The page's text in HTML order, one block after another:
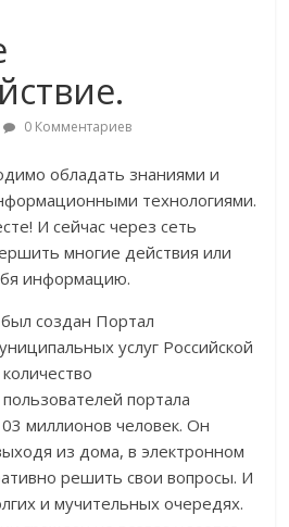
0 Комментариев
обладать знаниями и
технологиями.
И сейчас через сеть
многие действия или
информацию.
создан Портал
услуг Российской
портала
миллионов человек. Он
из дома, в электронном
решить свои вопросы. И
и мучительных очередях.